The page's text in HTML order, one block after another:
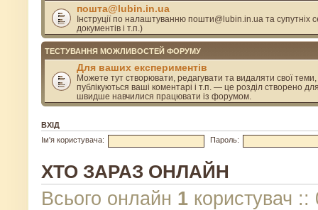
пошта@lubin.in.ua
Інструції по налаштуванню пошти@lubin.in.ua та супутніх
документів і т.п.)
ТЕСТУВАННЯ МОЖЛИВОСТЕЙ ФОРУМУ
Для ваших експериментів
Можете тут створювати, редагувати та видаляти свої теми,
публікуються ваші коментарі і т.п. — це розділ створено
швидше навчилися працювати із форумом.
ВХІД
Ім'я користувача:
Пароль:
ХТО ЗАРАЗ ОНЛАЙН
Всього онлайн 1 користувач ::